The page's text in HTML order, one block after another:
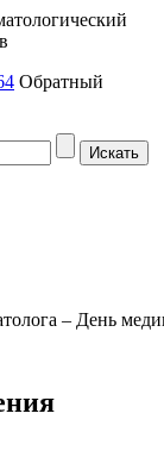
Обратный
– День